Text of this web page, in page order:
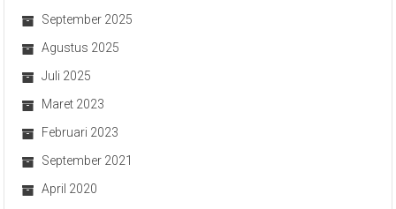
September 2025
Agustus 2025
Juli 2025
Maret 2023
Februari 2023
September 2021
April 2020